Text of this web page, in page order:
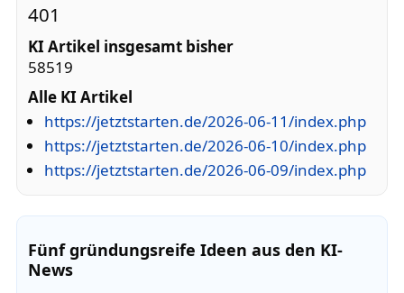
401
KI Artikel insgesamt bisher
58519
Alle KI Artikel
https://jetztstarten.de/2026-06-11/index.php
https://jetztstarten.de/2026-06-10/index.php
https://jetztstarten.de/2026-06-09/index.php
Fünf gründungsreife Ideen aus den KI-
News